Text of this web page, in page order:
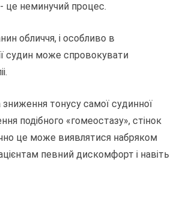
це неминучий процес.
обличчя, і особливо в
судин може спровокувати
тонусу самої судинної
подібного «гомеостазу», стінок
це може виявлятися набряком
певний дискомфорт і навіть